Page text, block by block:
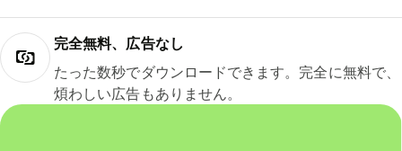
完全無料、広告なし
たった数秒でダウンロードできます。完全に無料で、
煩わしい広告もありません。